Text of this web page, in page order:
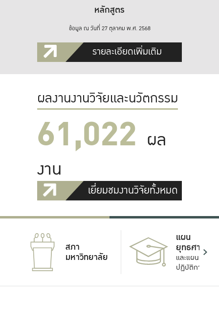
หลักสูตร
ข้อมูล ณ วันที่ 27 ตุลาคม พ.ศ. 2568
รายละเอียดเพิ่มเติม
ผลงานงานวิจัยและนวัตกรรม
61,022 ผล
งาน
เยี่ยมชมงานวิจัยทั้งหมด
สภา
มหาวิทยาลัย
แผน
ยุทธศาสตร์
และแผน
ปฏิบัติการ